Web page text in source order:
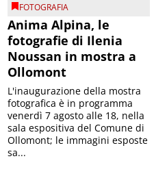
FOTOGRAFIA
Anima Alpina, le
fotografie di Ilenia
Noussan in mostra a
Ollomont
L'inaugurazione della mostra
fotografica è in programma
venerdì 7 agosto alle 18, nella
sala espositiva del Comune di
Ollomont; le immagini esposte
sa...